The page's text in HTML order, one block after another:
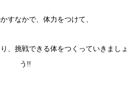
すなかで、体力をつけて、
、挑戦できる体をつくっていきましょ
う!!